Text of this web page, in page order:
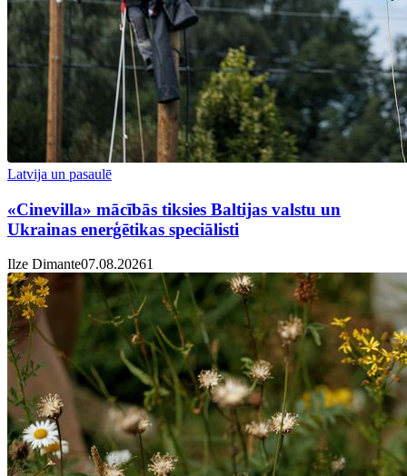
Latvija un pasaulē
«Cinevilla» mācībās tiksies Baltijas valstu un
Ukrainas enerģētikas speciālisti
Ilze Dimante07.08.20261